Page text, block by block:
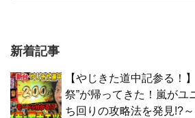
新着記事
【やじきた道中記参る！
祭”が帰ってきた！嵐がユ
ち回りの攻略法を発見!?